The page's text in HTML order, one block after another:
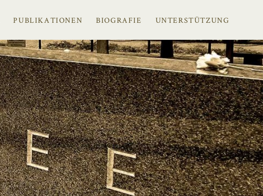
PUBLIKATIONEN BIOGRAFIE UNTERSTÜTZUNG